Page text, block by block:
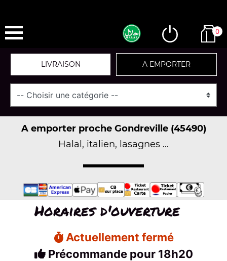
0
LIVRAISON A EMPORTER
A emporter proche Gondreville (45490)
Halal, italien, lasagnes ...
Horaires d'ouverture
Actuellement fermé
Précommande pour 18h20